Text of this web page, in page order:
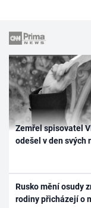
Zemřel spisovatel
odešel v den svých
Rusko mění osudy
rodiny přicházejí o